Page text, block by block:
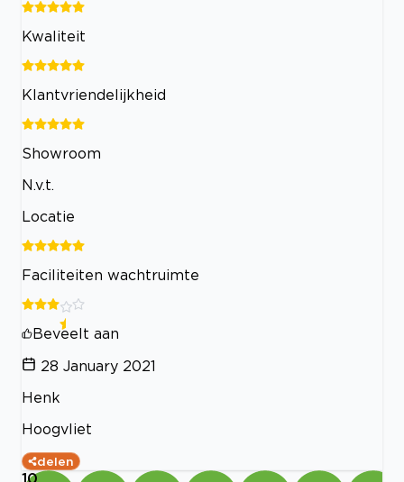
Kwaliteit
Klantvriendelijkheid
Showroom
N.v.t.
Locatie
Faciliteiten wachtruimte
Beveelt aan
28 January 2021
Henk
Hoogvliet
delen
10